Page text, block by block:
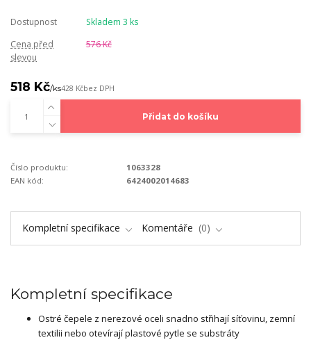
Dostupnost
Skladem 3 ks
Cena před
slevou
576 Kč
518 Kč/ks428 Kčbez DPH
Přidat do košíku
Číslo produktu:
1063328
EAN kód:
6424002014683
Kompletní specifikace Komentáře 0
Kompletní specifikace
Ostré čepele z nerezové oceli snadno střihají síťovinu, zemní
textilii nebo otevírají plastové pytle se substráty